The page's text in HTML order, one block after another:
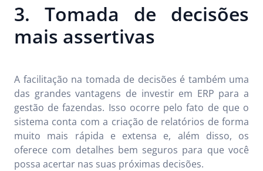
3. Tomada de decisões
mais assertivas
A facilitação na tomada de decisões é também uma
das grandes vantagens de investir em ERP para a
gestão de fazendas. Isso ocorre pelo fato de que o
sistema conta com a criação de relatórios de forma
muito mais rápida e extensa e, além disso, os
oferece com detalhes bem seguros para que você
possa acertar nas suas próximas decisões.